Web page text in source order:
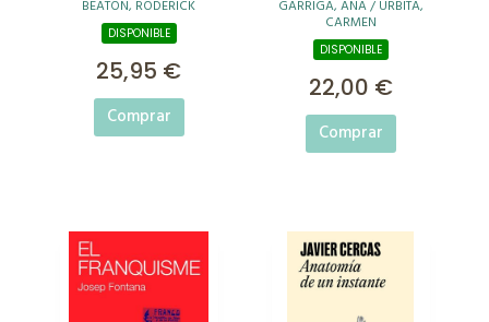
BEATON, RODERICK
DISPONIBLE
25,95 €
Comprar
GARRIGA, ANA / URBITA,
CARMEN
DISPONIBLE
22,00 €
Comprar